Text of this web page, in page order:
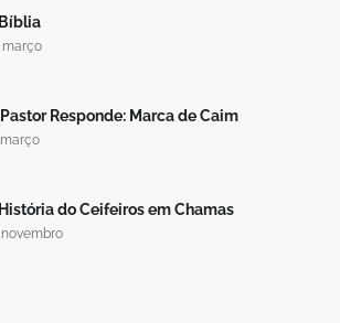
março
Responde: Marca de Caim
março
do Ceifeiros em Chamas
novembro